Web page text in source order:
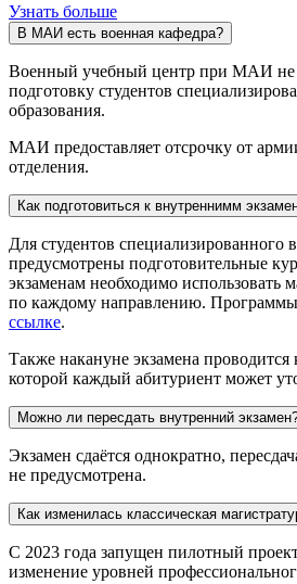
Узнать больше
В МАИ есть военная кафедра?
Военный учебный центр при МАИ не
подготовку студентов
образования.
МАИ предоставляет отсрочку от
отделения.
Как подготовиться к внутреннимм
Для студентов специализированного
предусмотрены подготовительные
экзаменам необходимо использовать
по каждому направлению.
ссылке.
Также накануне экзамена проводится
которой каждый абитуриент может
Можно ли пересдать внутренний
Экзамен сдаётся однократно,
не предусмотрена.
Как изменилась классическая
С 2023 года запущен пилотный
изменение уровней